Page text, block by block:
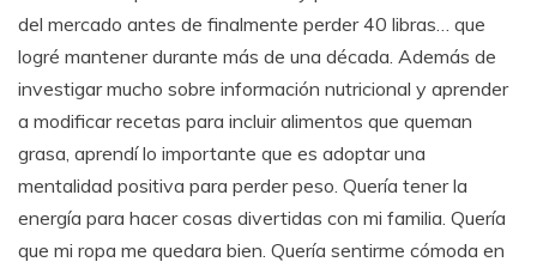
del mercado antes de finalmente perder 40 libras… que
logré mantener durante más de una década. Además de
investigar mucho sobre información nutricional y aprender
a modificar recetas para incluir alimentos que queman
grasa, aprendí lo importante que es adoptar una
mentalidad positiva para perder peso. Quería tener la
energía para hacer cosas divertidas con mi familia. Quería
que mi ropa me quedara bien. Quería sentirme cómoda en